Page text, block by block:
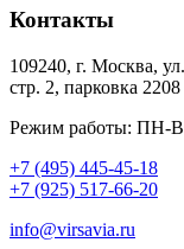
Контакты
109240, г. Москва,
стр. 2, парковка 2208
Режим работы: ПН-
+7 (495) 445-45-18
+7 (925) 517-66-20
info@virsavia.ru